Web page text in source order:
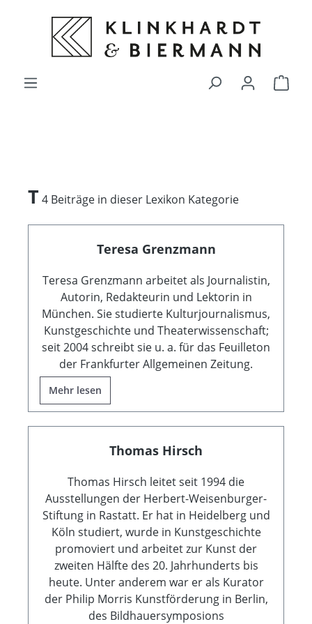
springen
T 4 Beiträge in dieser Lexikon Kategorie
Teresa Grenzmann
Teresa Grenzmann arbeitet als Journalistin,
Autorin, Redakteurin und Lektorin in
München. Sie studierte Kulturjournalismus,
Kunstgeschichte und Theaterwissenschaft;
seit 2004 schreibt sie u. a. für das Feuilleton
der Frankfurter Allgemeinen Zeitung.
Mehr lesen
Thomas Hirsch
Thomas Hirsch leitet seit 1994 die
Ausstellungen der Herbert-Weisenburger-
Stiftung in Rastatt. Er hat in Heidelberg und
Köln studiert, wurde in Kunstgeschichte
promoviert und arbeitet zur Kunst der
zweiten Hälfte des 20. Jahrhunderts bis
heute. Unter anderem war er als Kurator
der Philip Morris Kunstförderung in Berlin,
des Bildhauersymposions